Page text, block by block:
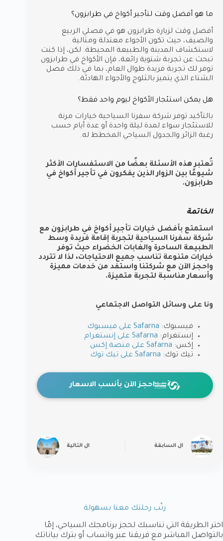
ما هو أفضل وقت لتأجير أكواخ في طرابزون؟
أفضل وقت لزيارة طرابزون هو في فصلي الربيع
والصيف، حيث تكون الأجواء معتدلة ومثالية
لاستكشاف المدينة والطبيعة المحيطة. لكن، إذا كنت
تبحث عن تجربة شتوية رائعة، فإن الأكواخ في طرابزون
توفر لك تجربة فريدة طوال العام، بما في ذلك فصل
الشتاء الذي يتميز بالثلوج والأجواء الهادئة.
هل يمكن استئجار الأكواخ ليوم واحد فقط؟
بالتأكيد توفر شركة سفرنا السياحية خيارات مرنة
للاستئجار سواء لمدة ليلة واحدة أو عدة أيام حسب
رغبة الزائر والجدول السياحي المخطط له.
تُعتبر هذه الأسئلة بعضًا من الاستفسارات الأكثر
شيوعًا بين الزوار الذين يفكرون في تأجير أكواخ في
طرابزون.
الخاتمة
استمتع بأفضل خيارات تأجير أكواخ في طرابزون مع
شركة سفرنا السياحية لتجربة إقامة فريدة وسط
الطبيعة الساحرة والغابات الخضراء حيث توفر
خيارات متنوعة تناسب جميع الاحتياجات، لذا لا تتردد
واحجز الآن مع شركتنا واستفد من خدمات مميزة
وأسعار مناسبة لتجربة متميزة.
ونا على وسائل التواصل الاجتماعي
فيسبوك: Safarna على فيسبوك
إنستغرام: Safarna على إنستغرام
إكس: Safarna على منصة إكس
تيك توك: Safarna على تيك توك
احجز الآن بأنسب الاسعار
ال السابقة ال التالية
رتّب رحلتك معنا بسهولة
اختر الطريقة التي تناسبك لحجز برنامجك السياحي، إمّا
بالتواصل المباشر مع فريقنا عبر واتساب أو بترك بياناتك